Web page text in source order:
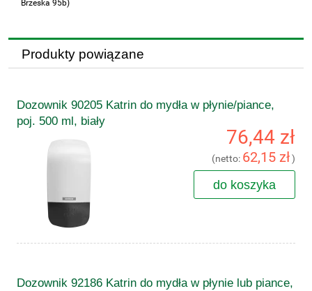
Brzeska 95b)
Produkty powiązane
Dozownik 90205 Katrin do mydła w płynie/piance,
poj. 500 ml, biały
76,44 zł
(netto: 62,15 zł)
do koszyka
Dozownik 92186 Katrin do mydła w płynie lub piance,